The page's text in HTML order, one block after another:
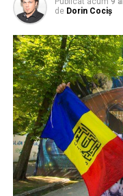
de Dorin Cociș